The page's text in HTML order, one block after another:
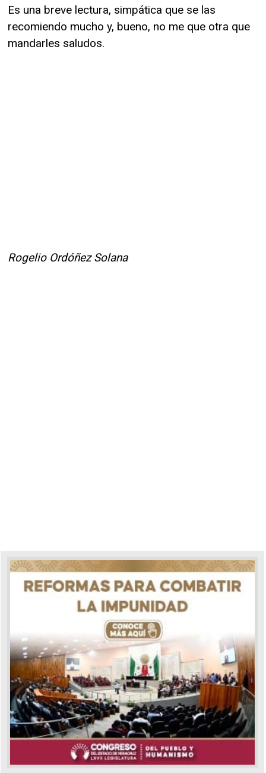
Es una breve lectura, simpática que se las
recomiendo mucho y, bueno, no me que otra que
mandarles saludos.
Rogelio Ordóñez Solana